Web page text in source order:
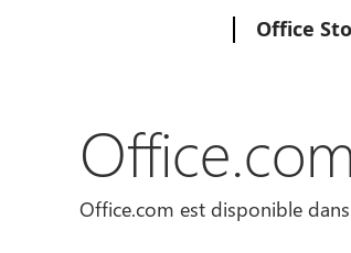
Office
Office.com est disponible